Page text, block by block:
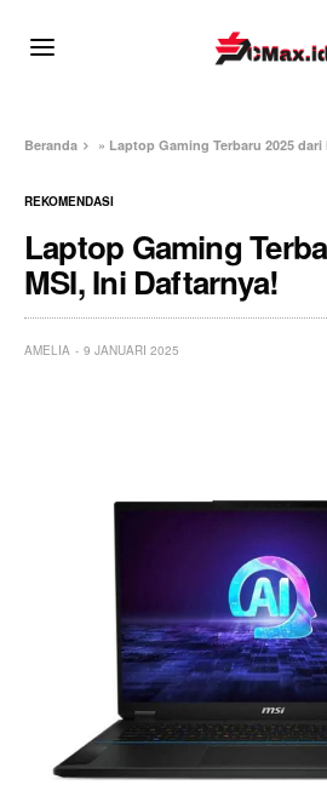
Beranda » Laptop Gaming Terbaru 2025 dari
REKOMENDASI
Laptop Gaming
MSI, Ini Daftarnya!
AMELIA 9 JANUARI 2025